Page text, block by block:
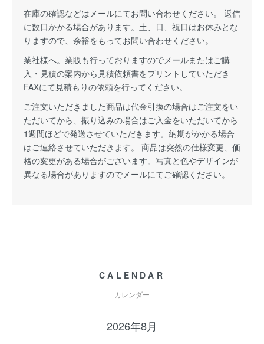
在庫の確認などはメールにてお問い合わせください。 返信
に数日かかる場合があります。土、日、祝日はお休みとな
りますので、余裕をもってお問い合わせください。
業社様へ。業販も行っておりますのでメールまたはご購
入・見積の案内から見積依頼書をプリントしていただき
FAXにて見積もりの依頼を行ってください。
ご注文いただきました商品は代金引換の場合はご注文をい
ただいてから、振り込みの場合はご入金をいただいてから
1週間ほどで発送させていただきます。納期がかかる場合
はご連絡させていただきます。 商品は突然の仕様変更、価
格の変更がある場合がございます。写真と色やデザインが
異なる場合がありますのでメールにてご確認ください。
CALENDAR
カレンダー
2026年8月